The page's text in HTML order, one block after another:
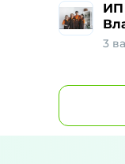
ИП
3